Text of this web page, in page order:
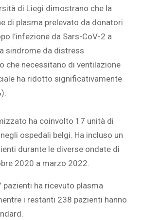
di Liegi dimostrano che la
di plasma prelevato da donatori
l’infezione da Sars-CoV-2 a
sindrome da distress
che necessitano di ventilazione
ha ridotto significativamente
ha coinvolto 17 unità di
ospedali belgi. Ha incluso un
durante le diverse ondate di
2020 a marzo 2022.
pazienti ha ricevuto plasma
i restanti 238 pazienti hanno